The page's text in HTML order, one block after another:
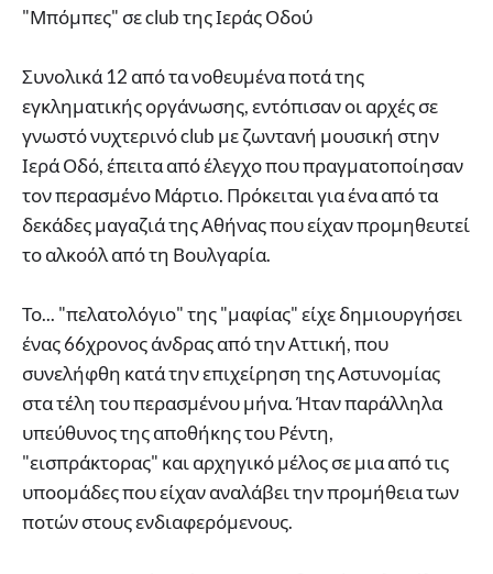
"Μπόμπες" σε club της Ιεράς Οδού
Συνολικά 12 από τα νοθευμένα ποτά της
εγκληματικής οργάνωσης, εντόπισαν οι αρχές σε
γνωστό νυχτερινό club με ζωντανή μουσική στην
Ιερά Οδό, έπειτα από έλεγχο που πραγματοποίησαν
τον περασμένο Μάρτιο. Πρόκειται για ένα από τα
δεκάδες μαγαζιά της Αθήνας που είχαν προμηθευτεί
το αλκοόλ από τη Βουλγαρία.
Το... "πελατολόγιο" της "μαφίας" είχε δημιουργήσει
ένας 66χρονος άνδρας από την Αττική, που
συνελήφθη κατά την επιχείρηση της Αστυνομίας
στα τέλη του περασμένου μήνα. Ήταν παράλληλα
υπεύθυνος της αποθήκης του Ρέντη,
"εισπράκτορας" και αρχηγικό μέλος σε μια από τις
υποομάδες που είχαν αναλάβει την προμήθεια των
ποτών στους ενδιαφερόμενους.